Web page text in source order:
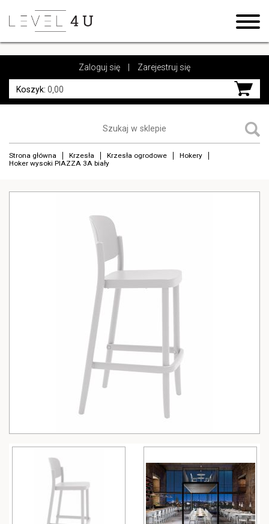
https://www.high-endrolex.com/17
Zaloguj się Zarejestruj się
Koszyk: 0,00
Strona główna Krzesła Krzesła ogrodowe
Hokery
Hoker wysoki PIAZZA 3A biały
https://www.high-endrolex.com/17